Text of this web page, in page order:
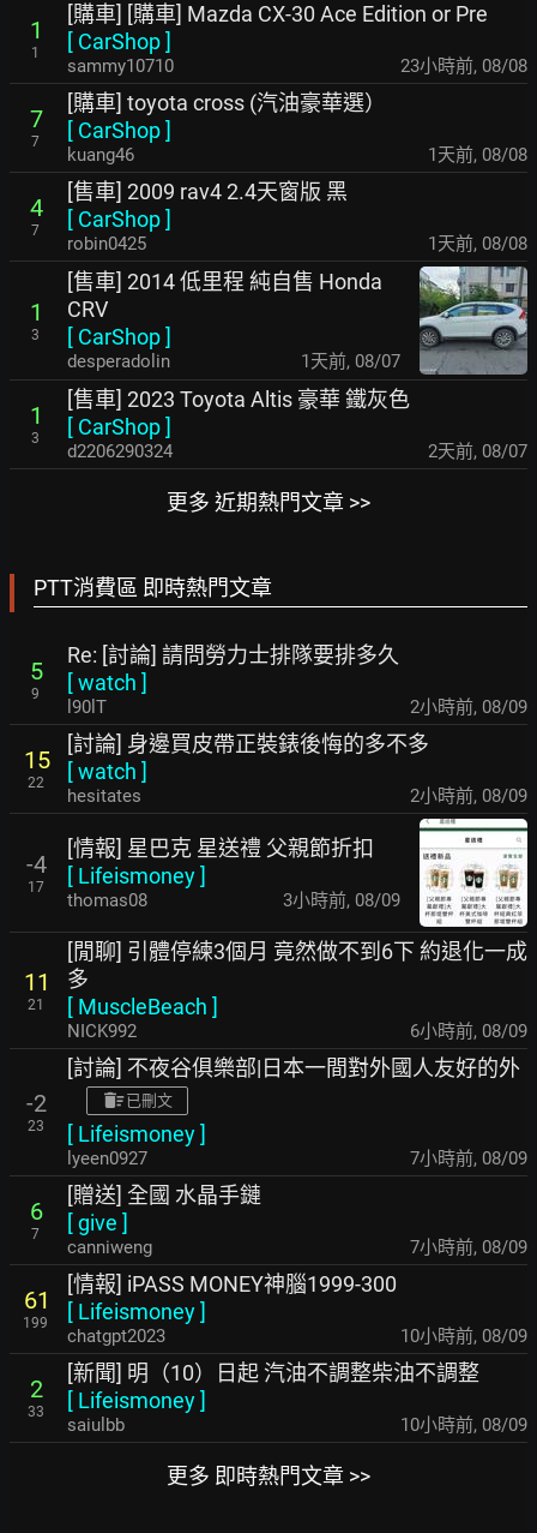
1
1
[購車] [購車] Mazda CX-30 Ace Edition or Pre
[ CarShop]
sammy10710 23小時前, 08/08
7
7
[購車] toyota cross (汽油豪華選）
[ CarShop]
kuang46 1天前, 08/08
4
7
[售車] 2009 rav4 2.4天窗版 黑
[ CarShop]
robin0425 1天前, 08/08
1
3
[售車] 2014 低里程 純自售 Honda
CRV
[ CarShop]
desperadolin 1天前, 08/07
1
3
[售車] 2023 Toyota Altis 豪華 鐵灰色
[ CarShop]
d2206290324 2天前, 08/07
更多 近期熱門文章 >>
PTT消費區 即時熱門文章
5
9
Re: [討論] 請問勞力士排隊要排多久
[watch ]
l90lT 2小時前, 08/09
15
22
[討論] 身邊買皮帶正裝錶後悔的多不多
[watch ]
hesitates 2小時前, 08/09
-4
17
[情報] 星巴克 星送禮 父親節折扣
[ Lifeismoney]
thomas08 3小時前, 08/09
11
21
[閒聊] 引體停練3個月 竟然做不到6下 約退化一成
多
[ MuscleBeach ]
NICK992 6小時前, 08/09
-2
23
[討論] 不夜谷俱樂部|日本一間對外國人友好的外
已刪文
[ Lifeismoney]
lyeen0927 7小時前, 08/09
6
7
[贈送] 全國 水晶手鏈
[give ]
canniweng 7小時前, 08/09
61
199
[情報] iPASS MONEY神腦1999-300
[ Lifeismoney]
chatgpt2023 10小時前, 08/09
2
33
[新聞] 明（10）日起 汽油不調整柴油不調整
[ Lifeismoney]
saiulbb 10小時前, 08/09
更多 即時熱門文章 >>